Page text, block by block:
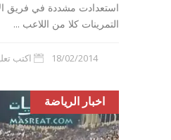
استعدادت مشددة في فريق
التمرينات كلا من اللاعب ...
18/02/2014 اكتب
اخبار الرياضة